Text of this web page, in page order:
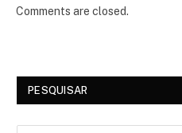
Comments are closed.
PESQUISAR